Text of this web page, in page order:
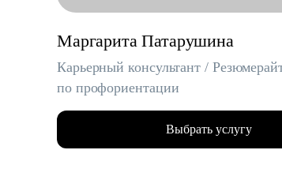
Маргарита Патарушина
Карьерный консультант /
по профориентации
Выбрать услугу